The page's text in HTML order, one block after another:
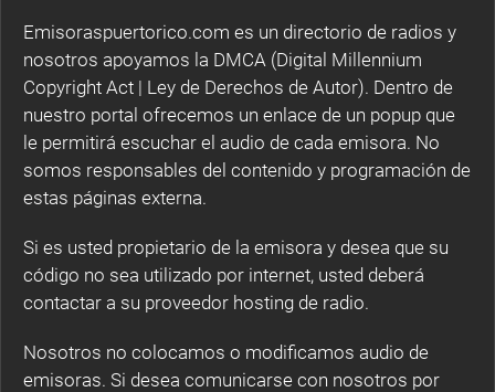
Emisoraspuertorico.com es un directorio de radios y
nosotros apoyamos la DMCA (Digital Millennium
Copyright Act | Ley de Derechos de Autor). Dentro de
nuestro portal ofrecemos un enlace de un popup que
le permitirá escuchar el audio de cada emisora. No
somos responsables del contenido y programación de
estas páginas externa.
Si es usted propietario de la emisora y desea que su
código no sea utilizado por internet, usted deberá
contactar a su proveedor hosting de radio.
Nosotros no colocamos o modificamos audio de
emisoras. Si desea comunicarse con nosotros por